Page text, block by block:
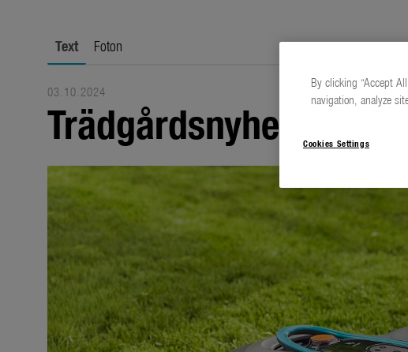
Text Foton
03.10.2024
Trädgårdsnyheter
By clicking “Accept
navigation, analyze
Cookies Settings